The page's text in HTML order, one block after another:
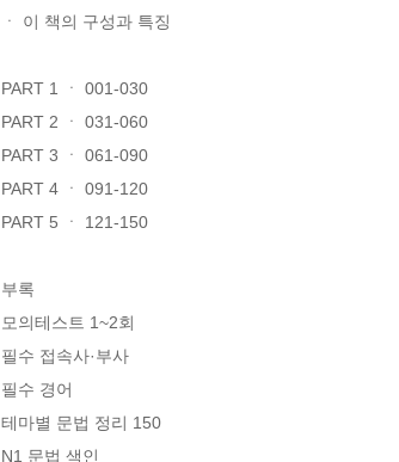
ㆍ 이 책의 구성과 특징
PART 1 ㆍ 001-030
PART 2 ㆍ 031-060
PART 3 ㆍ 061-090
PART 4 ㆍ 091-120
PART 5 ㆍ 121-150
부록
모의테스트 1~2회
필수 접속사·부사
필수 경어
테마별 문법 정리 150
N1 문법 색인